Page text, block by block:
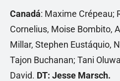
Canadá: Maxime Crépeau;
Cornelius, Moise Bombito,
Millar, Stephen Eustáquio,
Tajon Buchanan; Tani
David. DT: Jesse Marsch.